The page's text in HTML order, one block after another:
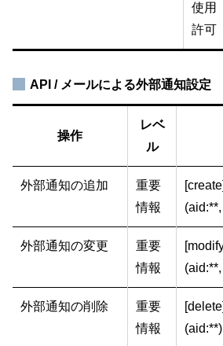
使用
許可
API / メールによる外部通知設定
操作
レベ
ル
外部通知の追加
重要
情報
外部通知の変更
重要
情報
外部通知の削除
重要
情報
(aid:**)